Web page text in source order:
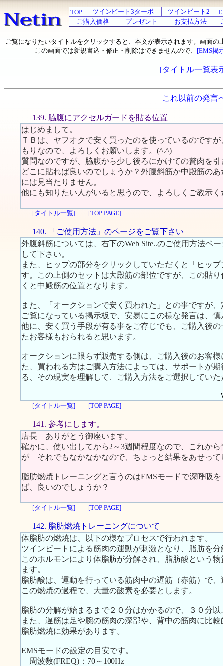
TOP ツインビート3ターボ ツインビート2
ご購入価格
プレゼント お支払方法
ご覧になりたいタイトルをクリックすると、本文が表示されます。画面の
この画面では新規書込・修正・削除はできませんので、 [EMS掲
[タイトル一覧表
これ以前の発言
139. 脇腹にアクセルガードを貼る位置
はじめまして。
ＴＢは、ヤフオクで安く買ったのを使っているのです
もりなので、よろしくお願いします。(^.^)
質問なのですが、脇腹から少し後ろにかけての贅肉を
どこに貼れば良いのでしょうか？外腹斜筋か中殿筋の
には見当たりません。
他にも知りたい人がいると思うので、よろしくご教示く
[タイトル一覧] [TOP PAGE]
140. 「ご使用方法」のページをご覧下さい
外腹斜筋については、右下のWeb Site..のご使用方法ペ
して下さい。
また、ヒップの部分をクリックしていただくと「ヒッ
す。この上側のセットは大殿筋の部位ですが、この貼
くと中殿筋の位置となります。
また、「オークションで安く買われた」との事ですが
ご覧になっている掲示板で、安易にこの様な発言は、
他に、安く買う手段が有る事をご存じでも、ご購入後
たお客様もおられると思います。
オークションに限らず販売する側は、ご購入後のお客
た、買われる方はご購入方法によっては、サポートが
る、その現実を理解して、ご購入方法をご選択してい
[タイトル一覧]
[TOP PAGE]
141. 参考にします。
店長 ありがとう御座います。
確かに、使い出してから2～3週間程度なので、これか
が それでもなかなかなので、ちょっと結果をあせって
脂肪燃焼トレーニングと言うのはEMSモードで深呼吸
ば、良いのでしょうか？
[タイトル一覧] [TOP PAGE]
142. 脂肪燃焼トレーニングについて
体脂肪の燃焼は、以下の様なプロセスで行われます。
ツインビートによる筋肉の運動が刺激となり、脂肪を
このホルモンにより体脂肪が分解され、脂肪酸という
ます。
脂肪酸は、運動を行っている筋肉中の遅筋（赤筋）で
この燃焼の過程で、大量の酸素を必要とします。
脂肪の分解が始まるまで２０分はかかるので、３０分
また、遅筋は足や腕の筋肉の深部や、背中の筋肉に比
脂肪燃焼に効果があります。
EMSモードの設定の目安です。
周波数(FREQ)：70～100Hz